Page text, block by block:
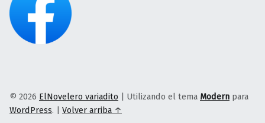
© 2026 ElNovelero variadito | Utilizando el tema Modern para
WordPress. | Volver arriba ↑